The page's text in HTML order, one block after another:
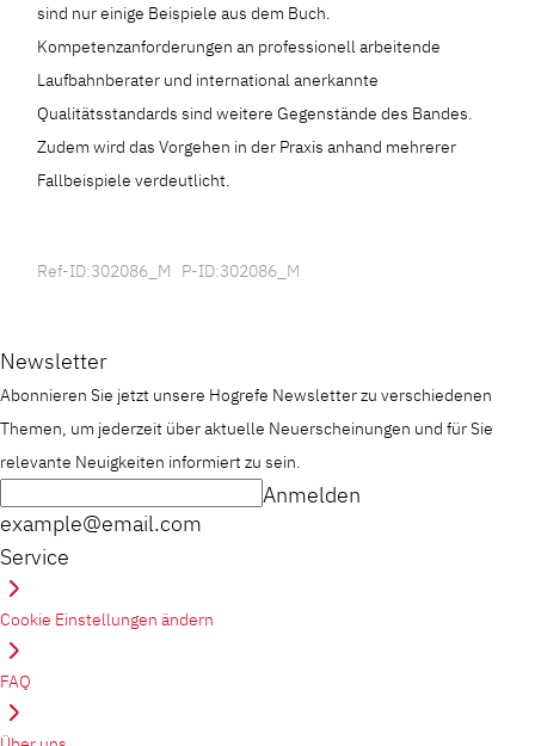
sind nur einige Beispiele aus dem Buch.
Kompetenzanforderungen an professionell arbeitende
Laufbahnberater und international anerkannte
Qualitätsstandards sind weitere Gegenstände des Bandes.
Zudem wird das Vorgehen in der Praxis anhand mehrerer
Fallbeispiele verdeutlicht.
Ref-ID:302086_M P-ID:302086_M
Newsletter
Abonnieren Sie jetzt unsere Hogrefe Newsletter zu verschiedenen
Themen, um jederzeit über aktuelle Neuerscheinungen und für Sie
relevante Neuigkeiten informiert zu sein.
example@email.com
Anmelden
Service
Cookie Einstellungen ändern
FAQ